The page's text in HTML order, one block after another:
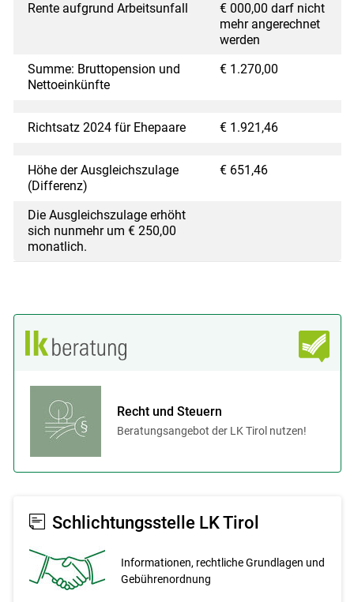
Rente aufgrund Arbeitsunfall
€ 000,00 darf nicht
mehr angerechnet
werden
Summe: Bruttopension und
Nettoeinkünfte
€ 1.270,00
Richtsatz 2024 für Ehepaare € 1.921,46
Höhe der Ausgleichszulage
(Differenz)
€ 651,46
Die Ausgleichszulage erhöht
sich nunmehr um € 250,00
monatlich.
Recht und Steuern
Beratungsangebot der LK Tirol nutzen!
Schlichtungsstelle LK Tirol
Informationen, recht­liche Grundlagen und
Gebührenordnung